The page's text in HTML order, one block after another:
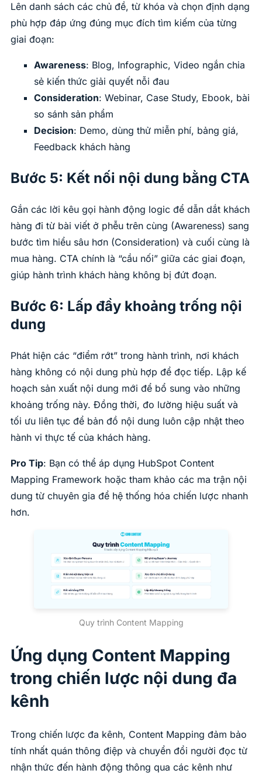
Lên danh sách các chủ đề, từ khóa và chọn định dạng
phù hợp đáp ứng đúng mục đích tìm kiếm của từng
giai đoạn:
Awareness: Blog, Infographic, Video ngắn chia
sẻ kiến thức giải quyết nỗi đau
Consideration: Webinar, Case Study, Ebook, bài
so sánh sản phẩm
Decision: Demo, dùng thử miễn phí, bảng giá,
Feedback khách hàng
Bước 5: Kết nối nội dung bằng CTA
Gắn các lời kêu gọi hành động logic để dẫn dắt khách
hàng đi từ bài viết ở phễu trên cùng (Awareness) sang
bước tìm hiểu sâu hơn (Consideration) và cuối cùng là
mua hàng. CTA chính là “cầu nối” giữa các giai đoạn,
giúp hành trình khách hàng không bị đứt đoạn.
Bước 6: Lấp đầy khoảng trống nội
dung
Phát hiện các “điểm rớt” trong hành trình, nơi khách
hàng không có nội dung phù hợp để đọc tiếp. Lập kế
hoạch sản xuất nội dung mới để bổ sung vào những
khoảng trống này. Đồng thời, đo lường hiệu suất và
tối ưu liên tục để bản đồ nội dung luôn cập nhật theo
hành vi thực tế của khách hàng.
Pro Tip: Bạn có thể áp dụng HubSpot Content
Mapping Framework hoặc tham khảo các ma trận nội
dung từ chuyên gia để hệ thống hóa chiến lược nhanh
hơn.
Quy trình Content Mapping
Ứng dụng Content Mapping
trong chiến lược nội dung đa
kênh
Trong chiến lược đa kênh, Content Mapping đảm bảo
tính nhất quán thông điệp và chuyển đổi người đọc từ
nhận thức đến hành động thông qua các kênh như